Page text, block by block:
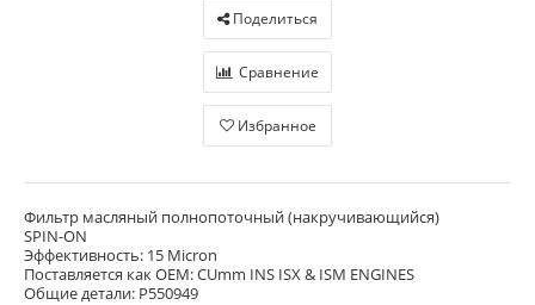
Поделиться
Сравнение
Избранное
Фильтр масляный полнопоточный (накручивающийся)
SPIN-ON
Эффективность: 15 Micron
Поставляется как OEM: CUmm INS ISX & ISM ENGINES
Общие детали: P550949